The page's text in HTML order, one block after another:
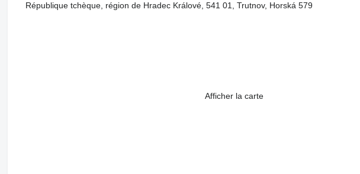
République tchèque, région de Hradec Králové, 541 01, Trutnov, Horská 579
Afficher la carte